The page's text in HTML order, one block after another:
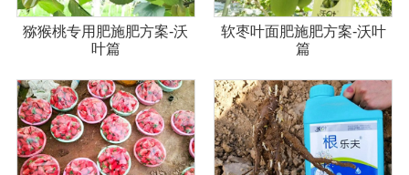
猕猴桃专用肥施肥方案-沃
叶篇
软枣叶面肥施肥方案-沃叶
篇